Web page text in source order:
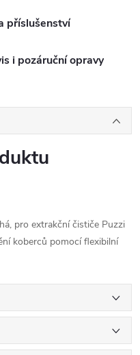
příslušenství
i pozáruční opravy
pro extrakční čističe Puzzi
koberců pomocí flexibilní